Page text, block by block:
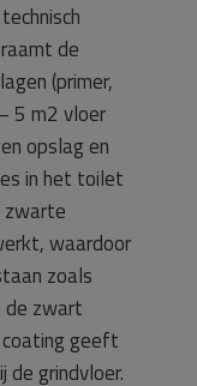
de
(primer,
5 m2 vloer
opslag en
in het toilet
zwarte
waardoor
zoals
de zwart
geeft
grindvloer.